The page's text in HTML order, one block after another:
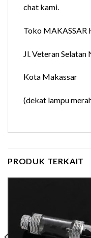
chat kami.
Toko MAKASSAR
Jl. Veteran Selatan
Kota Makassar
(dekat lampu
PRODUK TERKAIT